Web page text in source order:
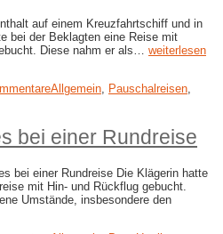
auf einem Kreuzfahrtschiff und in
bei der Beklagten eine Reise mit
Diese nahm er als… weiterlesen
Allgemein Pauschalreisen
bei einer Rundreise
bei einer Rundreise Die Klägerin hatte
mit Hin- und Rückflug gebucht.
Umstände, insbesondere den